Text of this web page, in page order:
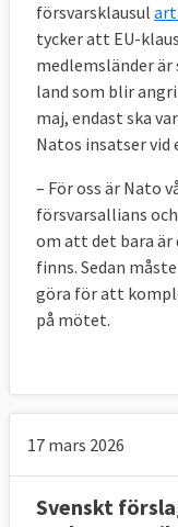
försvarsklausul
tycker att EU-
medlemsländer
land som blir
maj, endast ska
Natos insatser
– För oss är Nato
försvarsallians
om att det bara är
finns. Sedan
göra för att
på mötet.
17 mars 2026
Svenskt